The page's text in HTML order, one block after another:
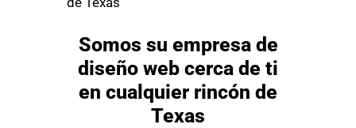
Somos su empresa de
diseño web cerca de ti
en cualquier rincón de
Texas